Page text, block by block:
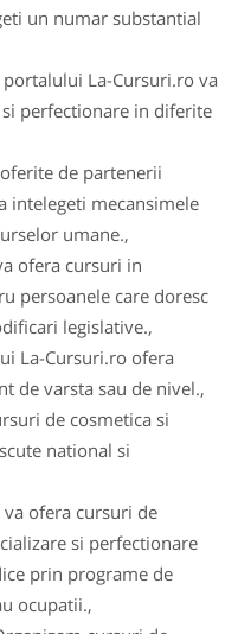
un numar substantial
La-Cursuri.ro va
perfectionare in diferite
de partenerii
intelegeti mecansimele
umane.,
ofera cursuri in
persoanele care doresc
legislative.,
La-Cursuri.ro ofera
de varsta sau de nivel.,
de cosmetica si
national si
ofera cursuri de
si perfectionare
prin programe de
ocupatii.,